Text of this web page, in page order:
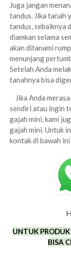
Juga jangan
tandus. Jika tanah
tandus, sebaiknya
diamkan selama
akan ditanami
menunjang
Setelah Anda
tanahnya bisa
Jika Anda
sendiri atau ingin
gajah mini, kami
gajah mini. Untuk
kontak di bawah ini
UNTUK
BISA